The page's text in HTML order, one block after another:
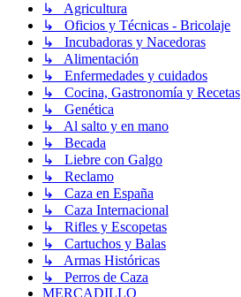
↳ Agricultura
↳ Oficios y Técnicas - Bricolaje
↳ Incubadoras y Nacedoras
↳ Alimentación
↳ Enfermedades y cuidados
↳ Cocina, Gastronomía y Recetas
↳ Genética
↳ Al salto y en mano
↳ Becada
↳ Liebre con Galgo
↳ Reclamo
↳ Caza en España
↳ Caza Internacional
↳ Rifles y Escopetas
↳ Cartuchos y Balas
↳ Armas Históricas
↳ Perros de Caza
MERCADILLO